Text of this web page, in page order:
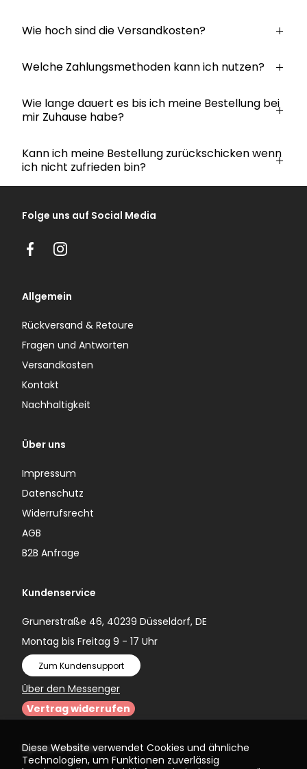
Diese Website verwendet Cookies und ähnliche
Technologien, um Funktionen zuverlässig
Wie hoch sind die Versandkosten?
Welche Zahlungsmethoden kann ich nutzen?
Wie lange dauert es bis ich meine Bestellung bei
mir Zuhause habe?
Kann ich meine Bestellung zurückschicken wenn
ich nicht zufrieden bin?
Folge uns auf Social Media
FacebookInstagram
Allgemein
Rückversand & Retoure
Fragen und Antworten
Versandkosten
Kontakt
Nachhaltigkeit
Über uns
Impressum
Datenschutz
Widerrufsrecht
AGB
B2B Anfrage
Kundenservice
Grunerstraße 46, 40239 Düsseldorf, DE
Montag bis Freitag 9 - 17 Uhr
Zum Kundensupport
Über den Messenger
Vertrag widerrufen
Sprache wählen